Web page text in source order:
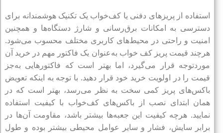
استفاده از پریزهای دفنی یا کف‌خواب یک تکنیک هوشمندانه برای
دسترسی به امکانات برق‌رسانی و شارژ دستگاه‌ها و همچنین
امنیت و راحتی در محیط‌های کاربری مختلف محسوب می‌شود.
هرچند قیمت پریز کف خواب به‌عنوان یک فاکتور مهم در خرید آن
موردتوجه قرار می‌گیرد، اما بهتر است که فاکتورهایی به‌جز
قیمت را در اولویت خرید خود قرار دهید. با توجه به اینکه تعویض
باکس‌های پریز کمی سخت به نظر می‌رسد، بهتر است که در
همان ابتدای نصب از باکس‌های کف‌خواب با کیفیت استفاده
نمایید. هرچه کیفیت این جعبه‌ها بیشتر باشد، مقاومت آن‌ها در
برابر سایش، فشار و سایر عوامل محیطی بیشتر بوده و طول